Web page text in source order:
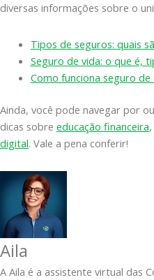
diversas informações sobre o
Tipos de seguros: quais
Seguro de vida: o que é,
Como funciona seguro
Ainda, você pode navegar por
dicas sobre educação financeira,
digital. Vale a pena conferir!
Aila
A Aila é a assistente virtual das